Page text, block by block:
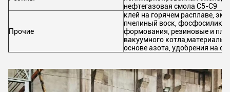
нефтегазовая смола C5-C9
Прочие
клей на горячем расплаве,
пчелиный воск,
формования, резиновые и
вакуумного котла,материалы
основе азота, удобрения на